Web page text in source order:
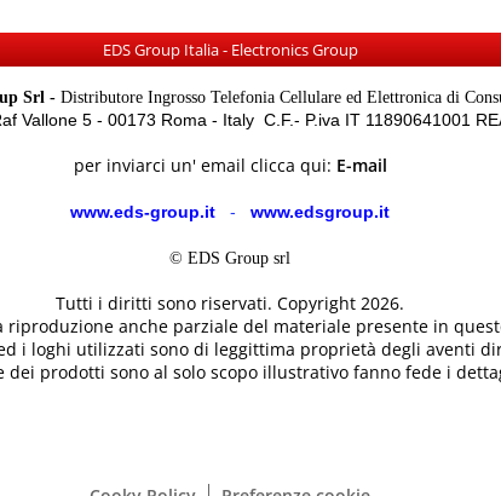
EDS Group Italia - Electronics Group
Srl -Distributore Ingrosso Telefonia Cellulare ed Elettronica di
Vallone 5 - 00173 Roma - Italy C.F.- P.iva IT 11890641001
per inviarci un' email clicca qui: E-mail
www.eds-group.it - www.edsgroup.it
© EDS Group srl
Tutti i diritti sono riservati. Copyright 2026.
riproduzione anche parziale del materiale presente in
i loghi utilizzati sono di leggittima proprietà degli aventi
dei prodotti sono al solo scopo illustrativo fanno fede i